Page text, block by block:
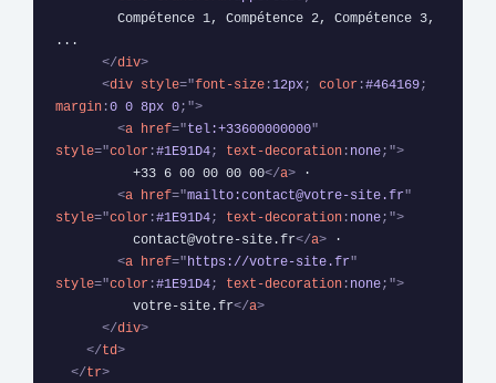
...
</div>
<div style="font-size : 12px; color :#464169;
margin :0 0 8px 0; ">
<a href="tel:+33600000000"
style="color :#1E91D4; text-decoration : none; ">
          +33 6 00 00 00 00
</a> ·
<a href="mailto:contact@votre-site.fr"
style="color :#1E91D4; text-decoration : none; ">
          contact@votre-site.fr
</a> ·
<a href="https://votre-site.fr"
style="color :#1E91D4; text-decoration : none; ">
          votre-site.fr
</a>
</div>
</td>
</tr>